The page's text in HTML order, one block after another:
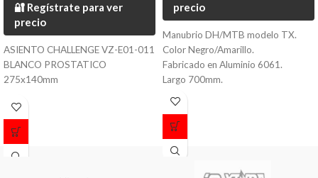
🔐 Regístrate para ver
precio
ASIENTO CHALLENGE VZ-E01-011
BLANCO PROSTATICO
275x140mm
precio
Manubrio DH/MTB modelo TX.
Color Negro/Amarillo.
Fabricado en Aluminio 6061.
Largo 700mm.
Diametro 31.8mm.
Peso 420 grs.